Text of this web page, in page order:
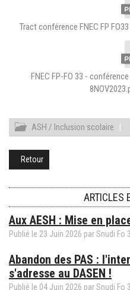
Tract conférence FNEC FP
FNEC FP-FO 33 -
ASH / Inclusion scolaire |
Retour
ARTICLES
Aux AESH : Mise en
Publié le 23 Juin 2026 parSnudi Fo
Abandon des PAS :
s'adresse au DASEN !
Publié le 04 Juin 2026 parSnudi Fo